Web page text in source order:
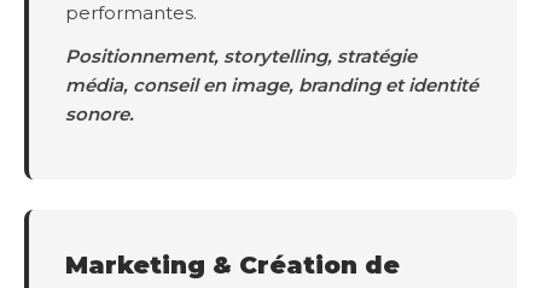
performantes.
Positionnement, storytelling, stratégie
média, conseil en image, branding et identité
sonore.
Marketing & Création de